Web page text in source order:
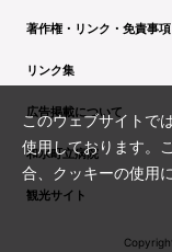
著作権・リンク・免責事項
リンク集
広告掲載について
和水町立病院
観光サイト
このウェブサイトで
使用しております。
合、クッキーの使用